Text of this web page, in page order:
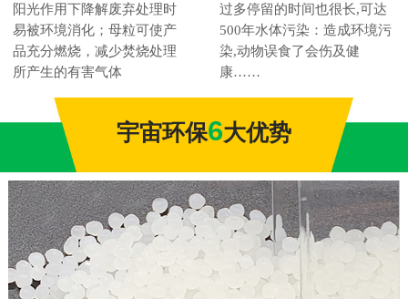
阳光作用下降解废弃处理时
易被环境消化；母粒可使产
品充分燃烧，减少焚烧处理
所产生的有害气体
过多停留的时间也很长,可达
500年水体污染：造成环境污
染,动物误食了会伤及健
康……
宇宙环保6大优势